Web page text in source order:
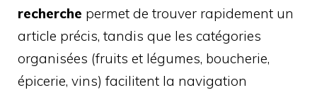
recherche permet de trouver rapidement un
article précis, tandis que les catégories
organisées (fruits et légumes, boucherie,
épicerie, vins) facilitent la navigation